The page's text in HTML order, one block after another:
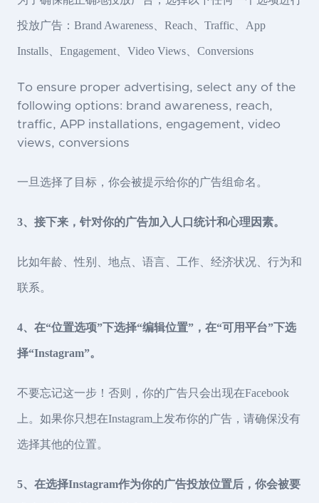
投放广告：Brand Awareness、Reach、Traffic、App
Installs、Engagement、Video Views、Conversions
To ensure proper advertising, select any of the
following options: brand awareness, reach,
traffic, APP installations, engagement, video
views, conversions
一旦选择了目标，你会被提示给你的广告组命名。
3、接下来，针对你的广告加入人口统计和心理因素。
比如年龄、性别、地点、语言、工作、经济状况、行为和
联系。
4、在“位置选项”下选择“编辑位置”，在“可用平台”下选
择“Instagram”。
不要忘记这一步！否则，你的广告只会出现在Facebook
上。如果你只想在Instagram上发布你的广告，请确保没有
选择其他的位置。
5、在选择Instagram作为你的广告投放位置后，你会被要